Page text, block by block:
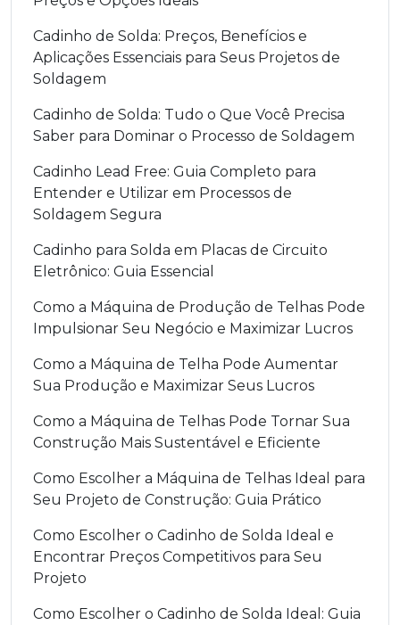
Cadinho de Solda: Preços, Benefícios e
Aplicações Essenciais para Seus Projetos de
Soldagem
Cadinho de Solda: Tudo o Que Você Precisa
Saber para Dominar o Processo de Soldagem
Cadinho Lead Free: Guia Completo para
Entender e Utilizar em Processos de
Soldagem Segura
Cadinho para Solda em Placas de Circuito
Eletrônico: Guia Essencial
Como a Máquina de Produção de Telhas Pode
Impulsionar Seu Negócio e Maximizar Lucros
Como a Máquina de Telha Pode Aumentar
Sua Produção e Maximizar Seus Lucros
Como a Máquina de Telhas Pode Tornar Sua
Construção Mais Sustentável e Eficiente
Como Escolher a Máquina de Telhas Ideal para
Seu Projeto de Construção: Guia Prático
Como Escolher o Cadinho de Solda Ideal e
Encontrar Preços Competitivos para Seu
Projeto
Como Escolher o Cadinho de Solda Ideal: Guia